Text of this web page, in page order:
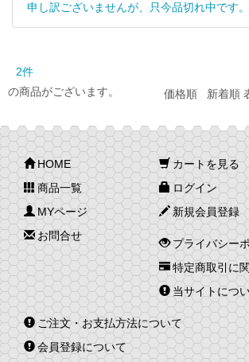
申し訳ございませんが、只今品切れ中です。
2件
の商品がございます。
価格順 新着順
HOME
商品一覧
MYページ
お問合せ
カートを見る
ログイン
新規会員登録
プライバシー
特定商取引に
当サイトにつ
ご注文・お支払方法について
会員登録について